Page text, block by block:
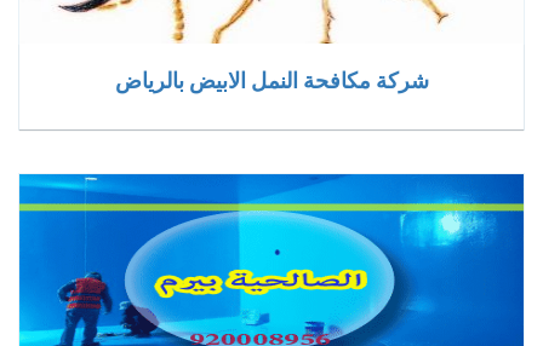
شركة مكافحة النمل الابيض بالرياض